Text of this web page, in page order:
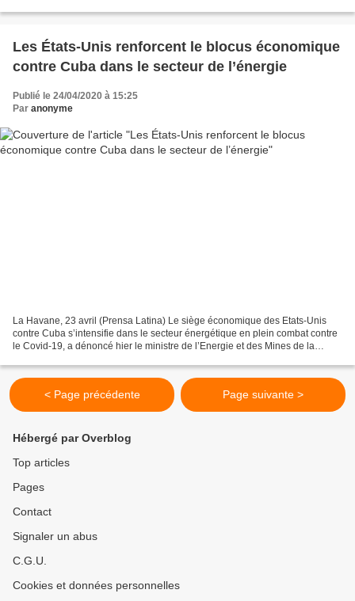
Les États-Unis renforcent le blocus économique
contre Cuba dans le secteur de l’énergie
Publié le 24/04/2020 à 15:25
Par anonyme
La Havane, 23 avril (Prensa Latina) Le siège économique des Etats-Unis
contre Cuba s’intensifie dans le secteur énergétique en plein combat contre
le Covid-19, a dénoncé hier le ministre de l’Energie et des Mines de la
< Page précédente Page suivante >
Hébergé par Overblog
Top articles
Pages
Contact
Signaler un abus
C.G.U.
Cookies et données personnelles